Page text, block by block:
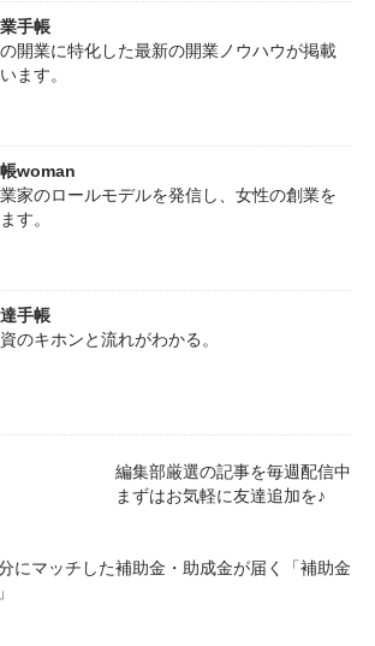
手帳
開業に特化した最新の開業ノウハウが掲載
ます。
woman
家のロールモデルを発信し、女性の創業を
す。
手帳
のキホンと流れがわかる。
編集部厳選の記事を毎週配信中
まずはお気軽に友達追加を♪
にマッチした補助金・助成金が届く「補助金